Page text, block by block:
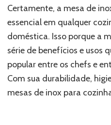
inox
cozinha:
vantagens
utilidades
Certamente, a mesa de
essencial em qualquer
doméstica. Isso porque a
série de benefícios e usos
popular entre os chefs e
Com sua durabilidade,
mesas de inox para